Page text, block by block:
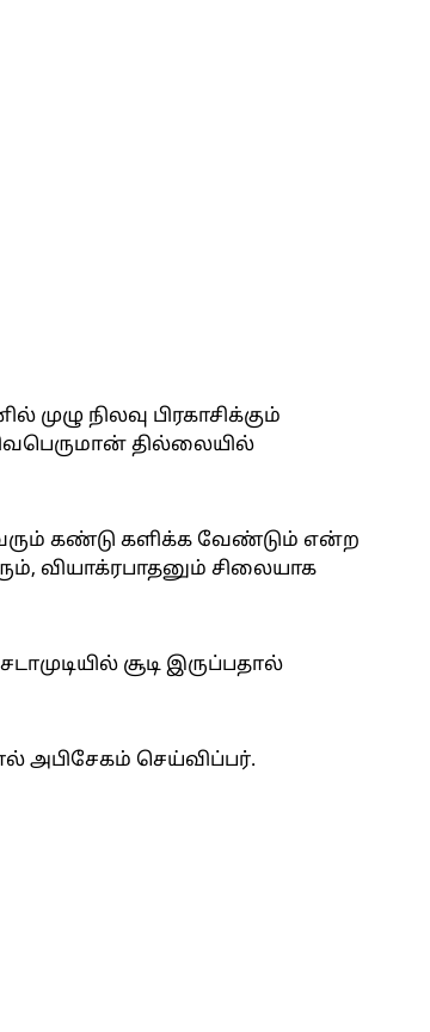
முழு நிலவு பிரகாசிக்கும்
தில்லையில்
கண்டு களிக்க வேண்டும் என்ற
வியாக்ரபாதனும் சிலையாக
சூடி இருப்பதால்
அபிசேகம் செய்விப்பர்.